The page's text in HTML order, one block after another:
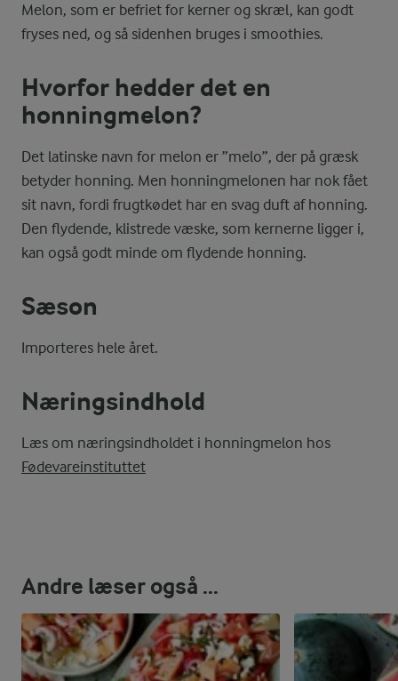
Melon, som er befriet for kerner og skræl, kan godt
fryses ned, og så sidenhen bruges i smoothies.
Hvorfor hedder det en
honningmelon?
Det latinske navn for melon er ”melo”, der på græsk
betyder honning. Men honningmelonen har nok fået
sit navn, fordi frugtkødet har en svag duft af honning.
Den flydende, klistrede væske, som kernerne ligger i,
kan også godt minde om flydende honning.
Sæson
Importeres hele året.
Næringsindhold
Læs om næringsindholdet i honningmelon hos
Fødevareinstituttet
Andre læser også ...